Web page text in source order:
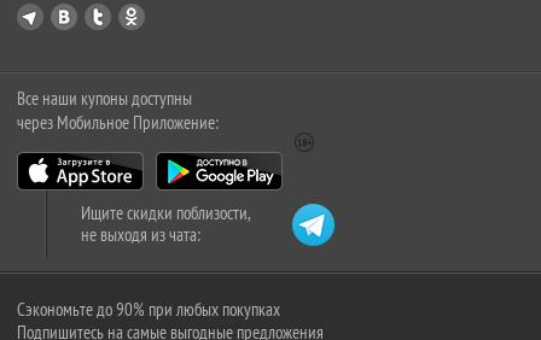
Все наши купоны доступны
через Мобильное Приложение:
Ищите скидки поблизости,
не выходя из чата:
Сэкономьте до 90% при любых покупках
Подпишитесь на самые выгодные предложения